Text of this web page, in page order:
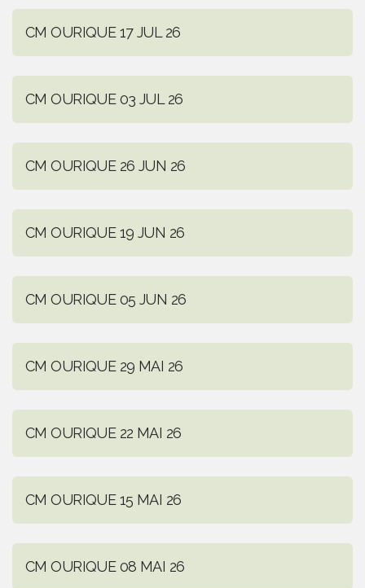
CM OURIQUE 17 JUL 26
CM OURIQUE 03 JUL 26
CM OURIQUE 26 JUN 26
CM OURIQUE 19 JUN 26
CM OURIQUE 05 JUN 26
CM OURIQUE 29 MAI 26
CM OURIQUE 22 MAI 26
CM OURIQUE 15 MAI 26
CM OURIQUE 08 MAI 26